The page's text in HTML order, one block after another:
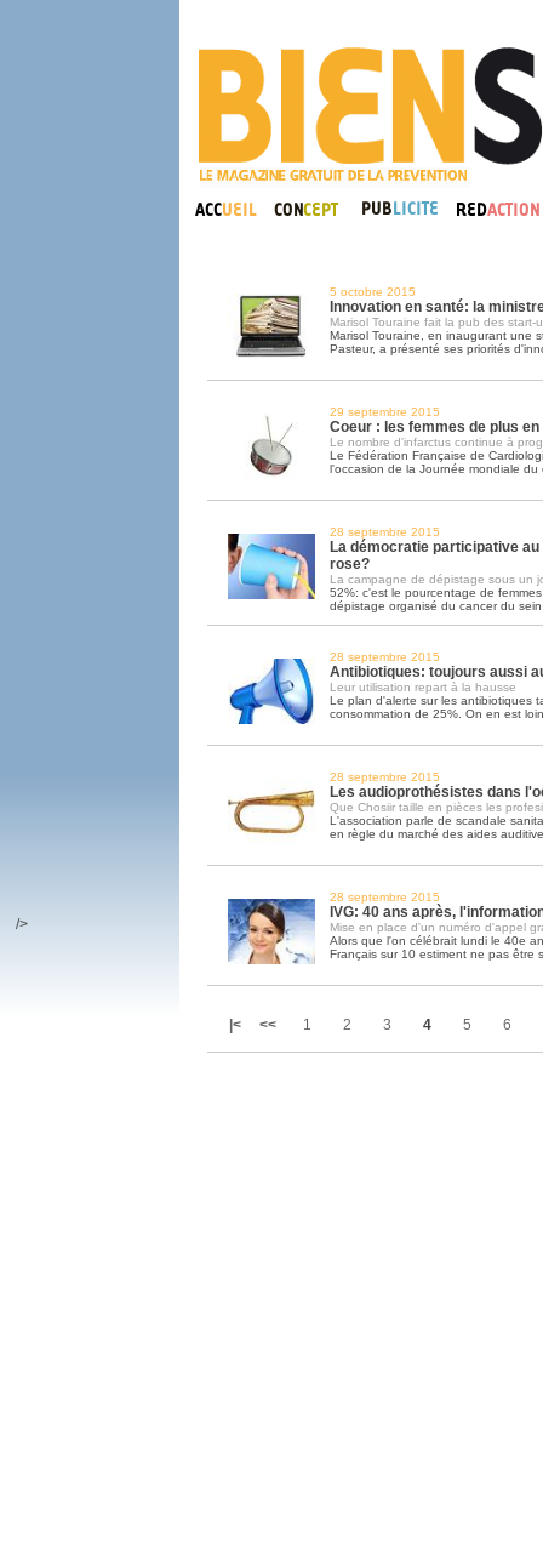
5 octobre 2015
Innovation en santé: la
Marisol Touraine fait la pub des start-
Marisol Touraine, en inaugurant une
Pasteur, a présenté ses priorités
29 septembre 2015
Coeur : les femmes de plus
Le nombre d'infarctus continue à
Le Fédération Française de
l'occasion de la Journée mondiale du
28 septembre 2015
La démocratie participative
rose?
La campagne de dépistage sous un
52%: c'est le pourcentage de
dépistage organisé du cancer du
28 septembre 2015
Antibiotiques: toujours aussi
Leur utilisation repart à la hausse
Le plan d'alerte sur les antibiotiques
consommation de 25%. On en est loin
28 septembre 2015
Les audioprothésistes dans
Que Chosiir taille en pièces les
L'association parle de scandale
en règle du marché des aides
28 septembre 2015
IVG: 40 ans après,
Mise en place d'un numéro d'appel
Alors que l'on célébrait lundi le 40e
Français sur 10 estiment ne pas être
|< << 1 2 3 4 5 6
/>